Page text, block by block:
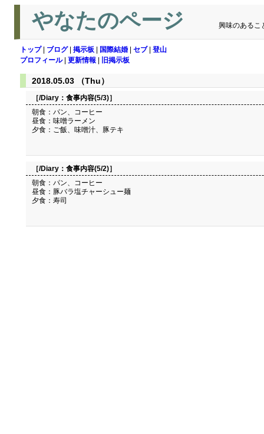
やなたのページ 興味のあるこ
トップ| ブログ| 掲示板 国際結婚 セブ| 登山
プロフィール| 更新情報 旧掲示板
2018.05.03 （Thu）
［/Diary： 食事内容(5/3)］
朝食：パン、コーヒー
昼食：味噌ラーメン
夕食：ご飯、味噌汁、豚テキ
［/Diary： 食事内容(5/2)］
朝食：パン、コーヒー
昼食：豚バラ塩チャーシュー麺
夕食：寿司